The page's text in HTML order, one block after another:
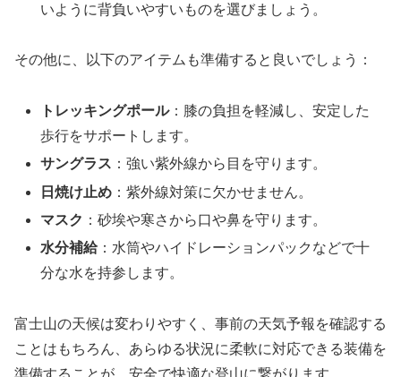
いように背負いやすいものを選びましょう。
その他に、以下のアイテムも準備すると良いでしょう：
トレッキングポール：膝の負担を軽減し、安定した
歩行をサポートします。
サングラス ：強い紫外線から目を守ります。
日焼け止め ：紫外線対策に欠かせません。
マスク ：砂埃や寒さから口や鼻を守ります。
水分補給：水筒やハイドレーションパックなどで十
分な水を持参します。
富士山の天候は変わりやすく、事前の天気予報を確認する
ことはもちろん、あらゆる状況に柔軟に対応できる装備を
準備することが、安全で快適な登山に繋がります。